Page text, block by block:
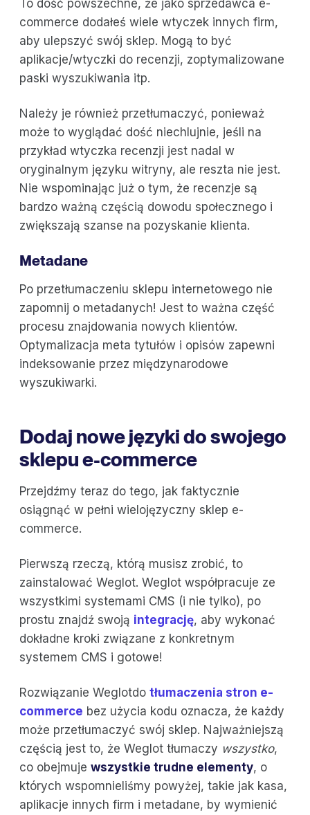
To dość powszechne, że jako sprzedawca e-
commerce dodałeś wiele wtyczek innych firm,
aby ulepszyć swój sklep. Mogą to być
aplikacje/wtyczki do recenzji, zoptymalizowane
paski wyszukiwania itp.
Należy je również przetłumaczyć, ponieważ
może to wyglądać dość niechlujnie, jeśli na
przykład wtyczka recenzji jest nadal w
oryginalnym języku witryny, ale reszta nie jest.
Nie wspominając już o tym, że recenzje są
bardzo ważną częścią dowodu społecznego i
zwiększają szanse na pozyskanie klienta.
Metadane
Po przetłumaczeniu sklepu internetowego nie
zapomnij o metadanych! Jest to ważna część
procesu znajdowania nowych klientów.
Optymalizacja meta tytułów i opisów zapewni
indeksowanie przez międzynarodowe
wyszukiwarki.
Dodaj nowe języki do swojego
sklepu e-commerce
Przejdźmy teraz do tego, jak faktycznie
osiągnąć w pełni wielojęzyczny sklep e-
commerce.
Pierwszą rzeczą, którą musisz zrobić, to
zainstalować Weglot. Weglot współpracuje ze
wszystkimi systemami CMS (i nie tylko), po
prostu znajdź swoją integrację, aby wykonać
dokładne kroki związane z konkretnym
systemem CMS i gotowe!
Rozwiązanie Weglotdo tłumaczenia stron e-
commerce bez użycia kodu oznacza, że każdy
może przetłumaczyć swój sklep. Najważniejszą
częścią jest to, że Weglot tłumaczy wszystko,
co obejmuje wszystkie trudne elementy, o
których wspomnieliśmy powyżej, takie jak kasa,
aplikacje innych firm i metadane, by wymienić